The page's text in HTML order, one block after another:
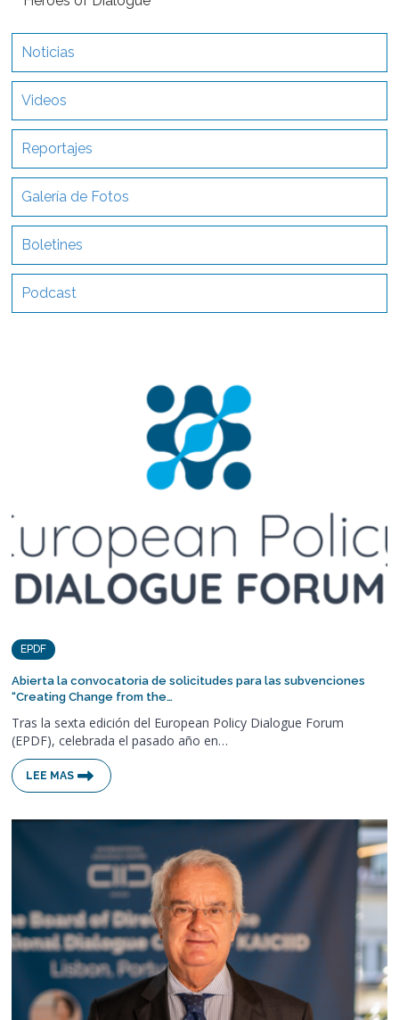
Noticias
Videos
Reportajes
Galería de Fotos
Boletines
Podcast
EPDF
Abierta la convocatoria de solicitudes para las subvenciones
“Creating Change from the…
Tras la sexta edición del European Policy Dialogue Forum
(EPDF), celebrada el pasado año en…
LEE MAS